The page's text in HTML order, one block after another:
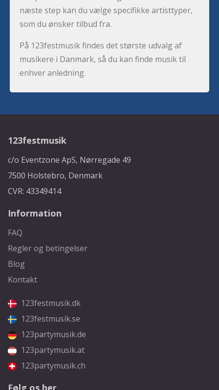
næste step kan du vælge specifikke artisttyper,
som du ønsker tilbud fra.
På 123festmusik findes det største udvalg af
musikere i Danmark, så du kan finde musik til
enhver anledning.
123festmusik
c/o Eventzone ApS, Nørregade 49
7500 Holstebro, Denmark
CVR: 43349414
Information
FAQ
Regler og betingelser
Blog
Kontakt
123festmusik.dk
123festmusik.se
123partymusik.de
123partymusik.at
123partymusik.ch
Følg os her